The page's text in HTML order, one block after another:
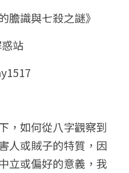
典藏版
膽識與七殺之謎》
站
，如何從八字觀察到
人或賊子的特質，因
立或偏好的意義，我